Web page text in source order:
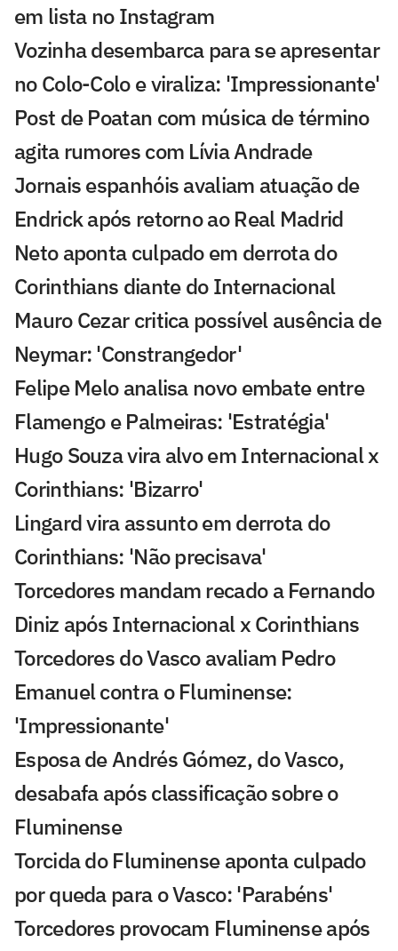
em lista no Instagram
Vozinha desembarca para se apresentar
no Colo-Colo e viraliza: 'Impressionante'
Post de Poatan com música de término
agita rumores com Lívia Andrade
Jornais espanhóis avaliam atuação de
Endrick após retorno ao Real Madrid
Neto aponta culpado em derrota do
Corinthians diante do Internacional
Mauro Cezar critica possível ausência de
Neymar: 'Constrangedor'
Felipe Melo analisa novo embate entre
Flamengo e Palmeiras: 'Estratégia'
Hugo Souza vira alvo em Internacional x
Corinthians: 'Bizarro'
Lingard vira assunto em derrota do
Corinthians: 'Não precisava'
Torcedores mandam recado a Fernando
Diniz após Internacional x Corinthians
Torcedores do Vasco avaliam Pedro
Emanuel contra o Fluminense:
'Impressionante'
Esposa de Andrés Gómez, do Vasco,
desabafa após classificação sobre o
Fluminense
Torcida do Fluminense aponta culpado
por queda para o Vasco: 'Parabéns'
Torcedores provocam Fluminense após